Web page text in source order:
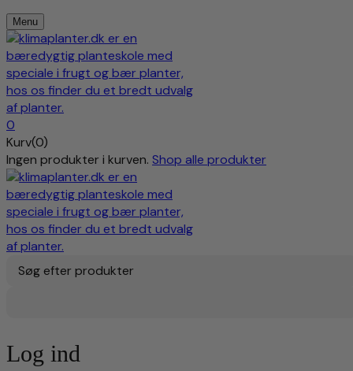
Menu
0
Kurv(0)
Ingen produkter i kurven. Shop alle produkter
Søg efter produkter
Log ind